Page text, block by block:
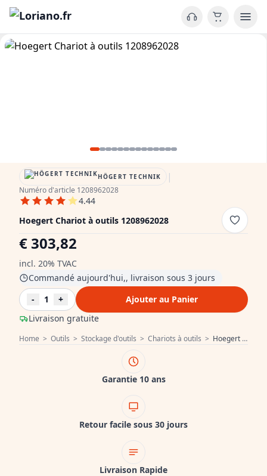
Home > Outils > Stockage d'outils > Chariots à outils > Hoegert Chariot à outils 1208962028
HÖGERT TECHNIK |
Numéro d'article 1208962028
4.44
Hoegert Chariot à outils 1208962028
€ 303,82
incl. 20% TVAC
Livraison gratuite
Commandé aujourd'hui,, livraison sous 3 jours
-
1 + Ajouter au Panier
Garantie 10 ans
Retour facile sous 30 jours
Livraison Rapide